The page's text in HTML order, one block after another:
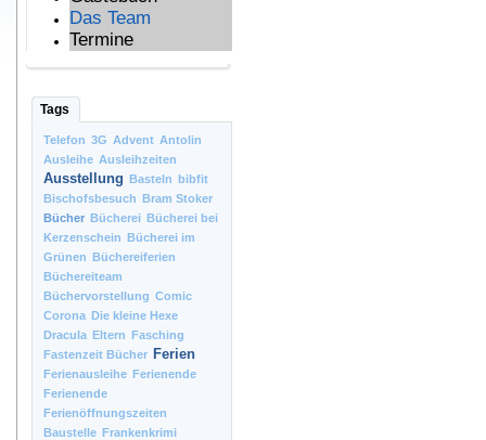
Das Team
Termine
Tags
Telefon 3G Advent Antolin
Ausleihe Ausleihzeiten
Ausstellung Basteln bibfit
Bischofsbesuch Bram Stoker
Bücher Bücherei Bücherei bei
Kerzenschein Bücherei im
Grünen Büchereiferien
Büchereiteam
Büchervorstellung Comic
Corona Die kleine Hexe
Dracula Eltern Fasching
Fastenzeit Bücher Ferien
Ferienausleihe Ferienende
Ferienende
Ferienöffnungszeiten
Baustelle Frankenkrimi